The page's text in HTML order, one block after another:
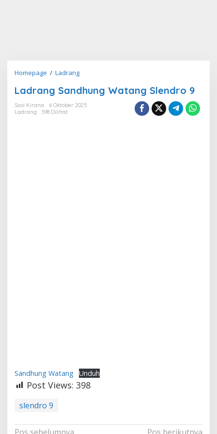
Homepage / LadrangLadrang
Watang
Slendro
Ladrang Sandhung Watang Slendro 9
Sasi Kirana
6 Oktober 2025
Ladrang
398 Dilihat
Sandhung Watang Unduh
Post Views: 398
slendro 9